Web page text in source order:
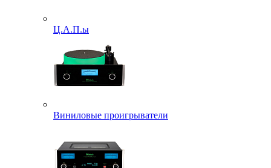
Ц.А.П.ы
Виниловые проигрыватели